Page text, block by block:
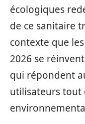
écologiques
de ce sanitaire
contexte que
2026 se
qui répondent
utilisateurs tout